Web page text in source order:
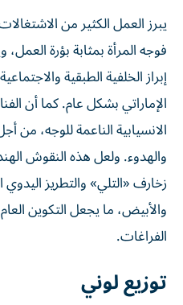
يبرز العمل الكثير من
فوجه المرأة بمثابة بؤرة
إبراز الخلفية الطبقية
الإماراتي بشكل عام. كما أن
الانسيابية الناعمة للوجه، من
والهدوء. ولعل هذه النقوش
زخارف «التلي» والتطريز اليدوي
والأبيض، ما يجعل التكوين
الفراغات.
توزيع لوني